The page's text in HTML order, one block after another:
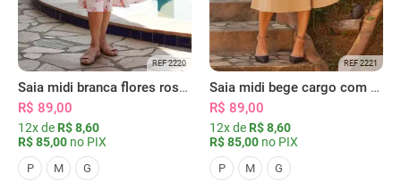
REF 2220
Saia midi branca flores rosas com bolsos
R$ 89,00
12x de R$ 8,60
R$ 85,00 no PIX
P M G
REF 2221
Saia midi bege cargo com bolsos
R$ 89,00
12x de R$ 8,60
R$ 85,00 no PIX
P M G